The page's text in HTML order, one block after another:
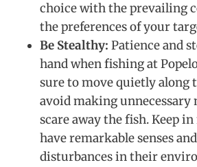
choice with the prevailing
the preferences of your
Be Stealthy: Patience and
hand when fishing at
sure to move quietly along
avoid making unnecessary
scare away the fish. Keep
have remarkable senses
disturbances in their